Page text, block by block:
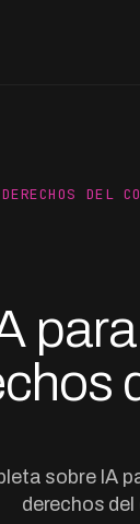
DEL
sobre IA
derechos